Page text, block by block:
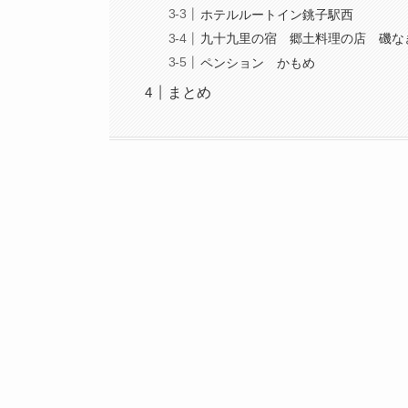
ホテルルートイン銚子駅西
九十九里の宿 郷土料理の店 磯な
ペンション かもめ
まとめ